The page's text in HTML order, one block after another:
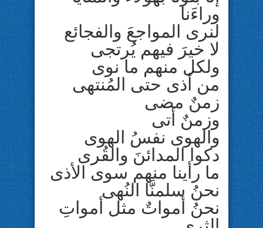
وراءَنا
لنرى المواجعَ والفجائع
لا خيرَ فيهم يُرتجى
ولكل منهم ما نوى
من أذى حتى المُنتهى
زمنٌ مضى
وزمنٌ أتى
والهوى نفسُ الهوى
دكوا المدائنَ والقُرى
ما رأينا منهم سوى الأذى
نحنُ سلمنَّا النُهى
نحنُ أمواتٌ مثل أمواتِ